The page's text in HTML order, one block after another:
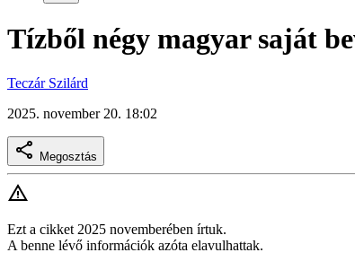
Tízből négy magyar saját
Teczár Szilárd
2025. november 20. 18:02
Megosztás
Ezt a cikket 2025 novemberében írtuk.
A benne lévő információk azóta elavulhattak.